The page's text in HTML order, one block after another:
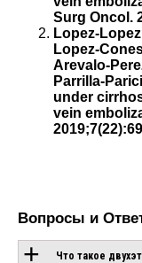
Surg Oncol.
Lopez-
Lopez-
Arevalo-
Parrilla-
under
vein
Вопросы и
Что такое